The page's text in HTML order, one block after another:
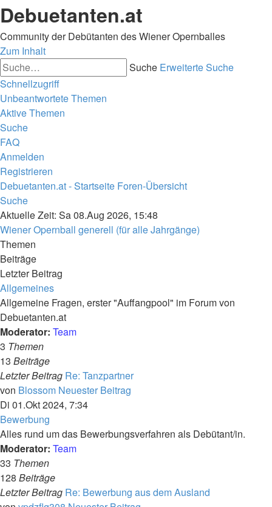
Debuetanten.at
Community der Debütanten des Wiener Opernballes
Zum Inhalt
Suche Erweiterte Suche
Schnellzugriff
Unbeantwortete Themen
Aktive Themen
Suche
FAQ
Anmelden
Registrieren
Debuetanten.at - Startseite Foren-Übersicht
Suche
Aktuelle Zeit: Sa 08.Aug 2026, 15:48
Wiener Opernball generell (für alle Jahrgänge)
Themen
Beiträge
Letzter Beitrag
Allgemeines
Allgemeine Fragen, erster "Auffangpool" im Forum von
Debuetanten.at
Moderator: Team
3 Themen
13 Beiträge
Letzter Beitrag Re: Tanzpartner
von Blossom Neuester Beitrag
Di 01.Okt 2024, 7:34
Bewerbung
Alles rund um das Bewerbungsverfahren als Debütant/in.
Moderator: Team
33 Themen
128 Beiträge
Letzter Beitrag Re: Bewerbung aus dem Ausland